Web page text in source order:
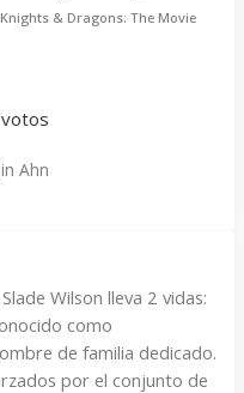
& Dragons: The Movie
Ahn
Wilson lleva 2 vidas:
como
de familia dedicado.
por el conjunto de